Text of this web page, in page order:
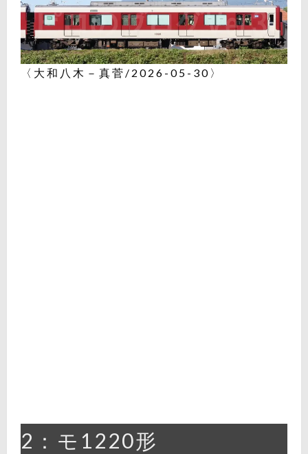
〈大和八木－真菅/2026-05-30〉
2：モ1220形